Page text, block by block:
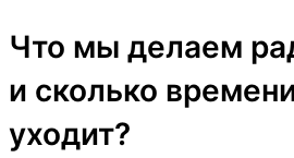
Что мы делаем
и сколько
уходит?